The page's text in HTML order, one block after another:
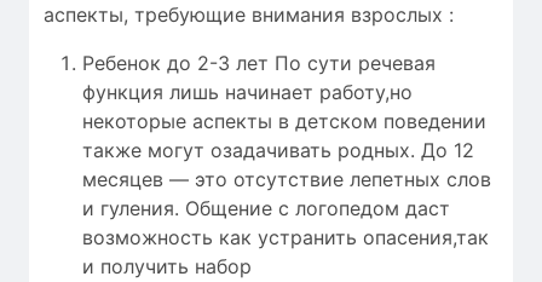
аспекты, требующие внимания взрослых :
Ребенок до 2-3 лет По сути речевая
функция лишь начинает работу,но
некоторые аспекты в детском поведении
также могут озадачивать родных. До 12
месяцев — это отсутствие лепетных слов
и гуления. Общение с логопедом даст
возможность как устранить опасения,так
и получить набор